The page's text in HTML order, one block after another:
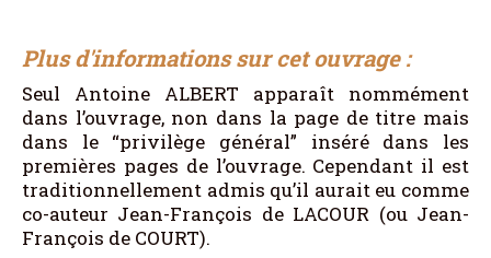
Plus d'informations sur cet ouvrage :
Seul Antoine ALBERT apparaît nommément
dans l’ouvrage, non dans la page de titre mais
dans le “privilège général” inséré dans les
premières pages de l’ouvrage. Cependant il est
traditionnellement admis qu’il aurait eu comme
co-auteur Jean-François de LACOUR (ou Jean-
François de COURT).